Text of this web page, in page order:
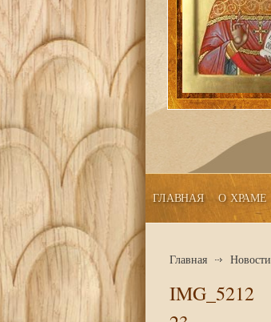
ГЛАВНАЯ О ХРАМЕ
Главная Новости
IMG_5212